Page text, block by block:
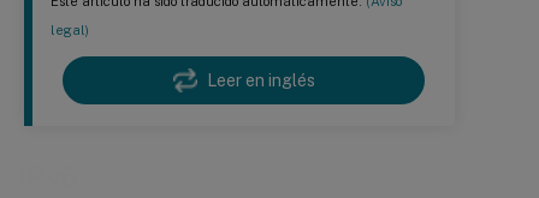
legal)
Leer en inglés